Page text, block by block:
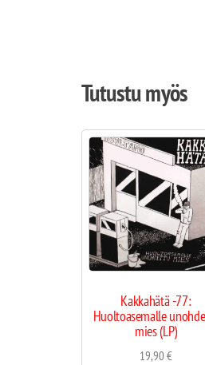
Tutustu myös
Kakkahätä -77:
Huoltoasemalle
mies (LP)
19,90€